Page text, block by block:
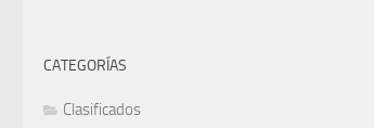
CATEGORÍAS
Clasificados